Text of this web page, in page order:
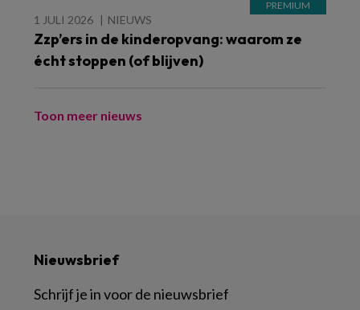
1 JULI 2026 NIEUWS
Zzp’ers in de kinderopvang: waarom ze
écht stoppen (of blijven)
Toon meer nieuws
Nieuwsbrief
Schrijf je in voor de nieuwsbrief